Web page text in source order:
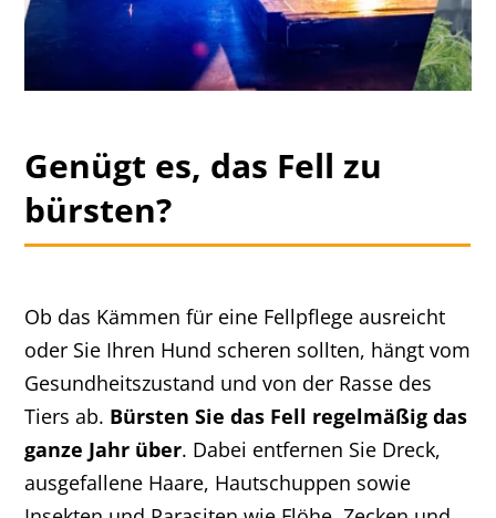
Genügt es, das Fell zu
bürsten?
Ob das Kämmen für eine Fellpflege ausreicht
oder Sie Ihren Hund scheren sollten, hängt vom
Gesundheitszustand und von der Rasse des
Tiers ab. Bürsten Sie das Fell regelmäßig das
ganze Jahr über. Dabei entfernen Sie Dreck,
ausgefallene Haare, Hautschuppen sowie